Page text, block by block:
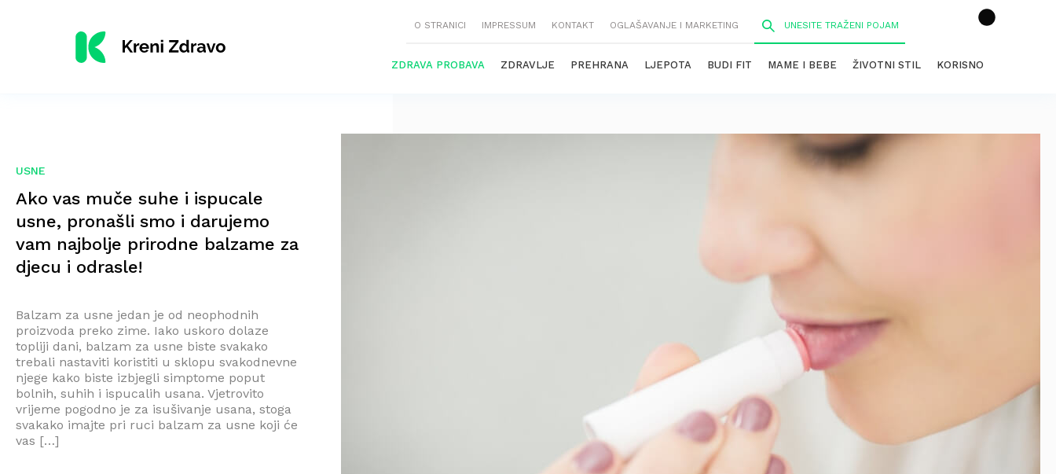
O STRANICI IMPRESSUM KONTAKT OGLAŠAVANJE I MARKETING
ZDRAVA PROBAVA ZDRAVLJE PREHRANA LJEPOTA BUDI FIT MAME I BEBE ŽIVOTNI STIL KORISNO
USNE
Ako vas muče suhe i ispucale
usne, pronašli smo i darujemo
vam najbolje prirodne balzame za
djecu i odrasle!
Balzam za usne jedan je od neophodnih
proizvoda preko zime. Iako uskoro dolaze
topliji dani, balzam za usne biste svakako
trebali nastaviti koristiti u sklopu svakodnevne
njege kako biste izbjegli simptome poput
bolnih, suhih i ispucalih usana. Vjetrovito
vrijeme pogodno je za isušivanje usana, stoga
svakako imajte pri ruci balzam za usne koji će
vas […]